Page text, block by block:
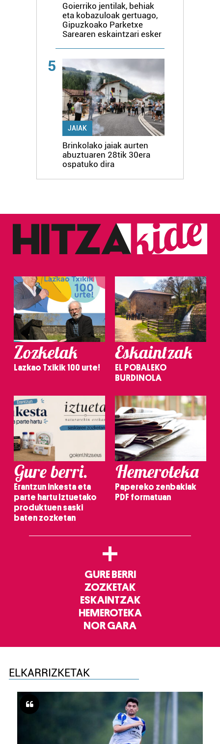
Goierriko jentilak, behiak
eta kobazuloak gertuago,
Gipuzkoako Parketxe
Sarearen eskaintzari esker
5
JAIAK
Brinkolako jaiak aurten
abuztuaren 28tik 30era
ospatuko dira
Zozketak
Lazkao Txikik 100 urte!
Eskaintzak
EL POBALEKO
BURDINOLA
Gure berri.
Erantzun inkesta eta
parte hartu Iztuetako
produktuen saski
baten zozketan
Hemeroteka
Papereko zenbakiak
PDF formatuan
+
GURE BERRI
ZOZKETAK
ESKAINTZAK
HEMEROTEKA
NOR GARA
ELKARRIZKETAK